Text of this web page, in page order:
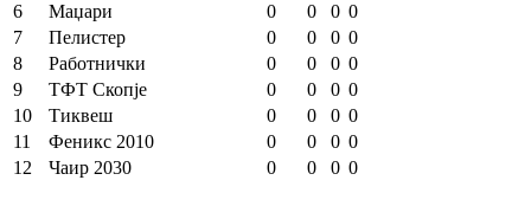
6
Маџари 0 0 0 0
7
Пелистер 0 0 0 0
8
Работнички 0 0 0 0
9
ТФТ Скопје 0 0 0 0
10
Тиквеш 0 0 0 0
11
Феникс 2010 0 0 0 0
12
Чаир 2030 0 0 0 0